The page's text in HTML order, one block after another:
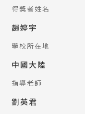
得獎者姓名
趙婷宇
學校所在地
中國大陸
指導老師
劉英君